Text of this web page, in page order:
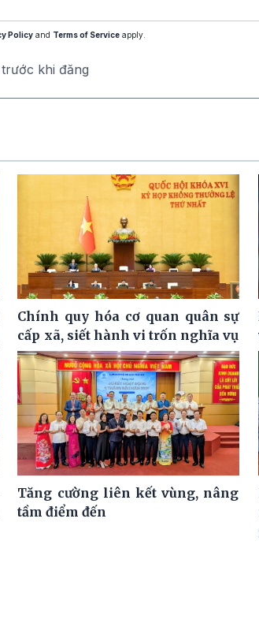
Policy and Terms of Service apply.
khi đăng
Chính quy hóa cơ quan quân sự
cấp xã, siết hành vi trốn nghĩa vụ
Tăng cường liên kết vùng, nâng
tầm điểm đến